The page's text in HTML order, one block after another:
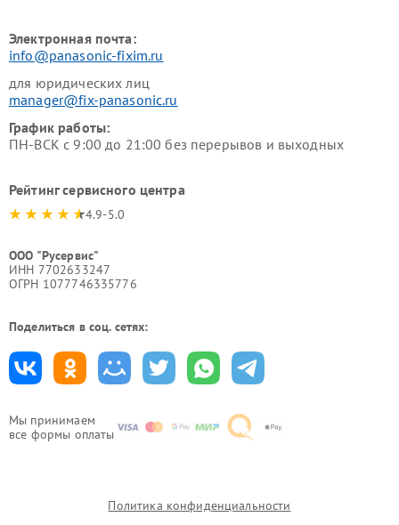
Мы принимаем
все формы оплаты
Электронная почта:
info@panasonic-fixim.ru
для юридических лиц
manager@fix-panasonic.ru
График работы:
ПН-ВСК с 9:00 до 21:00 без перерывов и выходных
Рейтинг сервисного центра
4.9-5.0
ООО "Русервис"
ИНН 7702633247
ОГРН 1077746335776
Поделиться в соц. сетях:
Политика конфиденциальности